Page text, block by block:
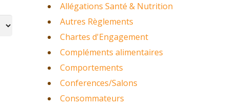
Allégations Santé & Nutrition
Autres Règlements
Chartes d'Engagement
Compléments alimentaires
Comportements
Conferences/Salons
Consommateurs